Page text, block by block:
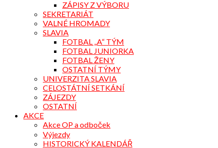
ZÁPISY Z VÝBORU
SEKRETARIÁT
VALNÉ HROMADY
SLAVIA
FOTBAL „A“ TÝM
FOTBAL JUNIORKA
FOTBAL ŽENY
OSTATNÍ TÝMY
UNIVERZITA SLAVIA
CELOSTÁTNÍ SETKÁNÍ
ZÁJEZDY
OSTATNÍ
AKCE
Akce OP a odboček
Výjezdy
HISTORICKÝ KALENDÁŘ